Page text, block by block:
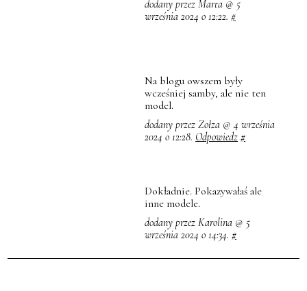
dodany przez Marta @ 5
września 2024 o 12:22.#
Na blogu owszem były
wcześniej samby, ale nie ten
model.
dodany przez Zołza @ 4 września
2024 o 12:28. Odpowiedz #
Dokładnie. Pokazywałaś ale
inne modele.
dodany przez Karolina @ 5
września 2024 o 14:34.#